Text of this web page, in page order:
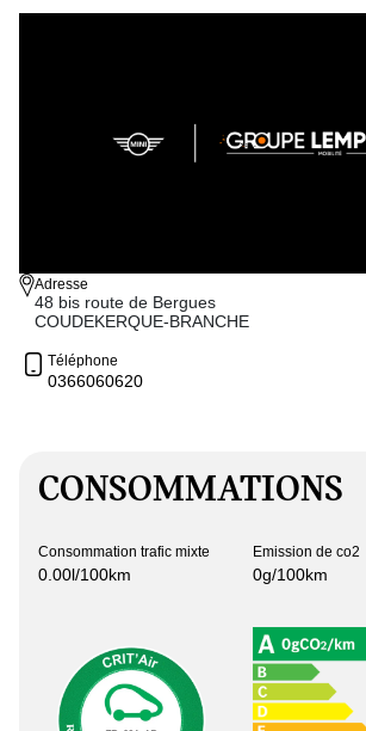
Adresse
48 bis route de Bergues
COUDEKERQUE-BRANCHE
Téléphone
0366060620
CONSOMMATIONS
Consommation trafic mixte
0.00l/100km
Emission de co2
0g/100km